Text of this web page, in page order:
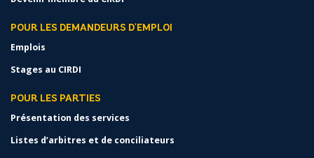
POUR LES DEMANDEURS D'EMPLOI
Emplois
Stages au CIRDI
POUR LES PARTIES
Présentation des services
Listes d’arbitres et de conciliateurs